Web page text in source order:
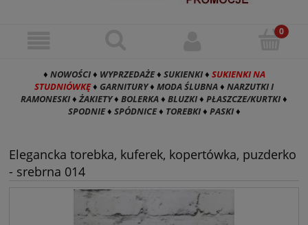
♦ NOWOŚCI♦ WYPRZEDAŻE♦ SUKIENKI♦ SUKIENKI NA
STUDNIÓWKĘ♦ GARNITURY♦ MODA ŚLUBNA♦ NARZUTKI I
RAMONESKI♦ŻAKIETY♦ BOLERKA♦ BLUZKI♦ PŁASZCZE/KURTKI♦
SPODNIE♦ SPÓDNICE♦ TOREBKI♦ PASKI♦
Elegancka torebka, kuferek, kopertówka, puzderko
- srebrna 014